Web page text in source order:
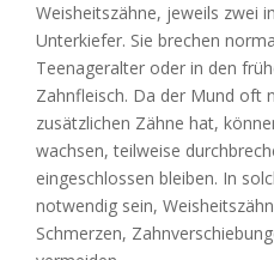
Weisheitszähne, jeweils zwei
Unterkiefer. Sie brechen
Teenageralter oder in den
Zahnfleisch. Da der Mund oft
zusätzlichen Zähne hat,
wachsen, teilweise
eingeschlossen bleiben. In
notwendig sein,
Schmerzen,